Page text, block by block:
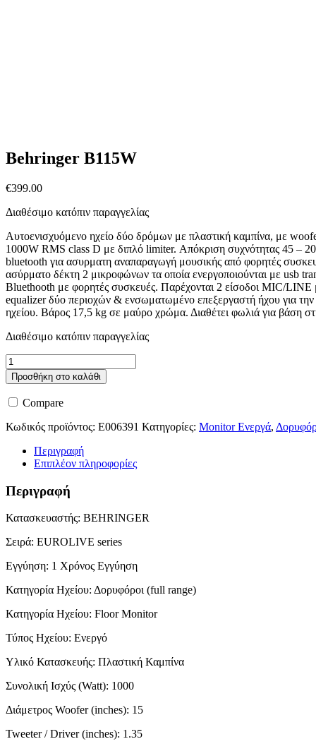
Behringer B115W
€399.00
Διαθέσιμο κατόπιν παραγγελίας
Αυτοενισχυόμενο ηχείο δύο δρόμων με πλαστική καμπίνα, με
1000W RMS class D με διπλό limiter. Απόκριση συχνότητας 45 –
bluetooth για ασυρματη αναπαραγωγή μουσικής από φορητές
ασύρματο δέκτη 2 μικροφώνων τα οποία ενεργοποιούνται με usb
Bluethooth με φορητές συσκευές. Παρέχονται 2 είσοδοι MIC/
equalizer δύο περιοχών & ενσωματωμένο επεξεργαστή ήχου για την
ηχείου. Bάρος 17,5 kg σε μαύρο χρώμα. Διαθέτει φωλιά για βάση
Διαθέσιμο κατόπιν παραγγελίας
Behringer
B115W
ποσότητα
Προσθήκη στο καλάθι
Compare
Κωδικός προϊόντος: E006391 Κατηγορίες: Monitor Ενεργά,
Περιγραφή
Επιπλέον πληροφορίες
Περιγραφή
Κατασκευαστής: BEHRINGER
Σειρά: EUROLIVE series
Εγγύηση: 1 Χρόνος Εγγύηση
Κατηγορία Ηχείου: Δορυφόροι (full range)
Κατηγορία Ηχείου: Floor Monitor
Τύπος Ηχείου: Ενεργό
Υλικό Κατασκευής: Πλαστική Καμπίνα
Συνολική Ισχύς (Watt): 1000
Διάμετρος Woofer (inches): 15
Tweeter / Driver (inches): 1.35